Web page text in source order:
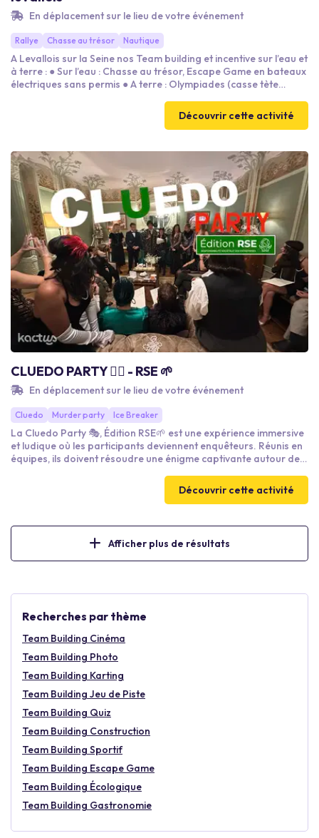
Recherches par thème
Team Building Cinéma
Team Building Photo
Team Building Karting
Team Building Jeu de Piste
Team Building Quiz
Team Building Construction
Team Building Sportif
Team Building Escape Game
Team Building Écologique
Team Building Gastronomie
En déplacement sur le lieu de votre événement
Rallye Chasse au trésor Nautique
A Levallois sur la Seine nos Team building et incentive sur l’eau et
à terre : ● Sur l’eau : Chasse au trésor, Escape Game en bateaux
électriques sans permis ● A terre : Olympiades (casse tète
jeux de mémoires, ski géants, concours de pétanques,
fléchettes…) ● A terre : Challenges avec des jeux gonflables
Jeu avec des bar à thèmes où nos animateurs mettent le feu
Découvrir cette activité
CLUEDO PARTY 🕵️‍♂️ - RSE 🌱
En déplacement sur le lieu de votre événement
Cluedo Murder party Ice Breaker
La Cluedo Party 🎭, Édition RSE🌱 est une expérience immersive
et ludique où les participants deviennent enquêteurs. Réunis en
équipes, ils doivent résoudre une énigme captivante autour des
rebondissements. À travers ce jeu collaboratif, chacun
développe logique, communication, esprit d’équipe et
théâtrale. Une aventure unique qui mêle intrigue, suspense et
cohésion collective.
Découvrir cette activité
Afficher plus de résultats